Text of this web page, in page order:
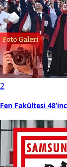
2
Fen Fakültesi